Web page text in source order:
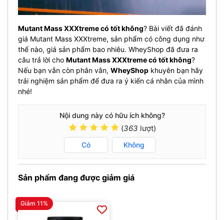
Mutant Mass XXXtreme có tốt không? Bài viết đã đánh
giá Mutant Mass XXXtreme, sản phẩm có công dụng như
thế nào, giá sản phẩm bao nhiêu. WheyShop đã đưa ra
câu trả lời cho Mutant Mass XXXtreme có tốt không?
Nếu bạn vẫn còn phân vân, WheyShop khuyên bạn hãy
trải nghiệm sản phẩm để đưa ra ý kiến cá nhân của mình
nhé!
Nội dung này có hữu ích không?
(363 lượt)
Có Không
Sản phẩm đang được giảm giá
Giảm 11%